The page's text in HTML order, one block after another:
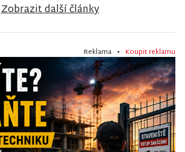
Zobrazit další články
Reklama • Koupit reklamu